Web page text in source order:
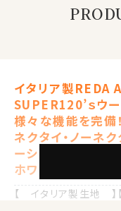
イタリア製REDA
SUPER120’ｓウ
様々な機能を完備！
ネクタイ・ノーネ
ーシャツ
ホワイト 白
【 イタリア製生地 】